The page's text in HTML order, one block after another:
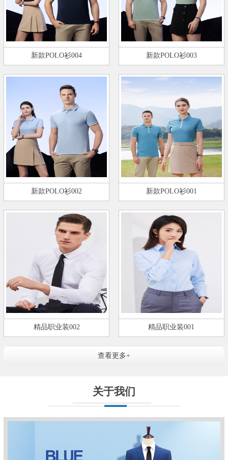
新款POLO衫004 新款POLO衫003
新款POLO衫002 新款POLO衫001
精品职业装002 精品职业装001
查看更多+
关于我们